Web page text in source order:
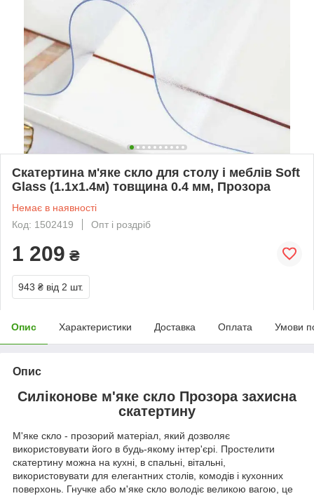
Скатертина м'яке скло для столу і меблів Soft
Glass (1.1х1.4м) товщина 0.4 мм, Прозора
Немає в наявності
Код: 1502419
Опт і роздріб
1 209 ₴
943 ₴ від 2 шт.
Опис Характеристики Доставка Оплата Умови
Опис
Силіконове м'яке скло Прозора захисна
скатертину
М'яке скло - прозорий матеріал, який дозволяє
використовувати його в будь-якому інтер'єрі. Простелити
скатертину можна на кухні, в спальні, вітальні,
використовувати для елегантних столів, комодів і кухонних
поверхонь. Гнучке або м'яке скло володіє великою вагою, це